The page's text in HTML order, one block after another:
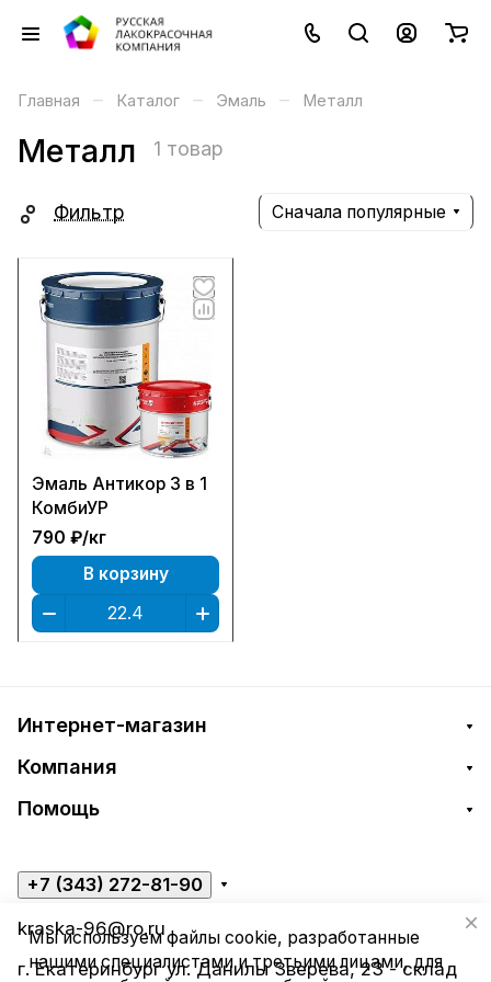
Главная – Каталог – Эмаль – Металл
Металл 1 товар
Фильтр Сначала популярные
Эмаль Антикор 3 в 1
КомбиУР
790 ₽/кг
В корзину
Интернет-магазин
Компания
Помощь
+7 (343) 272-81-90
kraska-96@ro.ru
г. Екатеринбург ул. Данилы Зверева, 23 - склад
Мы используем файлы cookie, разработанные
нашими специалистами и третьими лицами, для